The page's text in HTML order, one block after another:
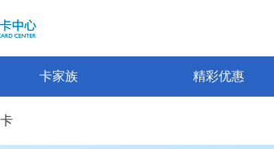
卡家族 精彩优惠